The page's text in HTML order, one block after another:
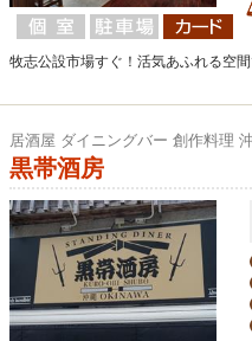
牧志公設市場すぐ！活気あふれる空
居酒屋 ダイニングバー 創作料理
黒帯酒房